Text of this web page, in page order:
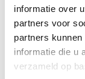
informatie over
partners voor
partners
informatie die u
verzameld op
Alleen nog
REVIEWS